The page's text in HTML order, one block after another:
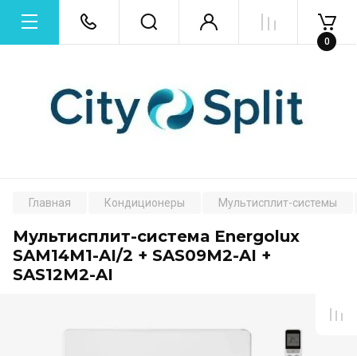
0
Главная Кондиционеры Мультисплит-системы
Мультисплит-система Energolux
SAM14M1-AI/2 + SAS09M2-AI +
SAS12M2-AI